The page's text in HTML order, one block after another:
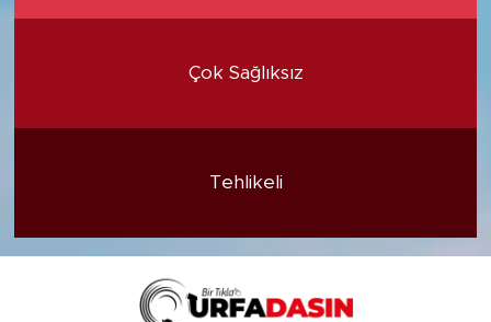
Çok Sağlıksız
Tehlikeli